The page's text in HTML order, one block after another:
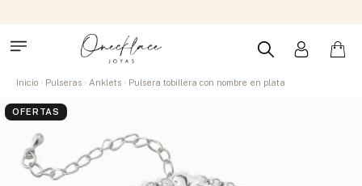
Inicio Pulseras Anklets Pulsera tobillera con nombre en plata
OFERTAS